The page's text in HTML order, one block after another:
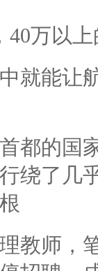
40万以
就能让
都的国
绕了几
教师，